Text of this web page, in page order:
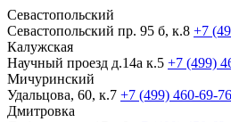
Севастопольский
Севастопольский пр. 95 б, к.8 +7
Калужская
Научный проезд д.14а к.5 +7 (499)
Мичуринский
Удальцова, 60, к.7 +7 (499) 460-69-76
Дмитровка